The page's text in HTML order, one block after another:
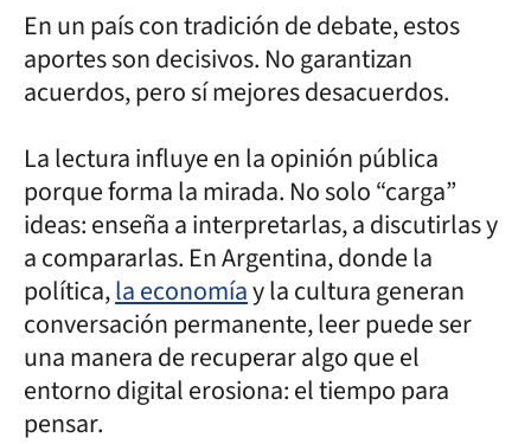
En un país con tradición de debate, estos
aportes son decisivos. No garantizan
acuerdos, pero sí mejores desacuerdos.
La lectura influye en la opinión pública
porque forma la mirada. No solo “carga”
ideas: enseña a interpretarlas, a discutirlas y
a compararlas. En Argentina, donde la
política,la economíay la cultura generan
conversación permanente, leer puede ser
una manera de recuperar algo que el
entorno digital erosiona: el tiempo para
pensar.